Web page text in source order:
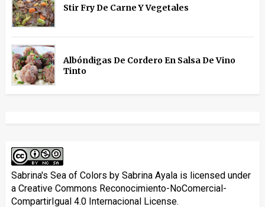
Stir Fry De Carne Y Vegetales
Albóndigas De Cordero En Salsa De Vino
Tinto
Sabrina's Sea of Colors by Sabrina Ayalais licensed under
a Creative Commons Reconocimiento-NoComercial-
CompartirIgual 4.0 Internacional License.